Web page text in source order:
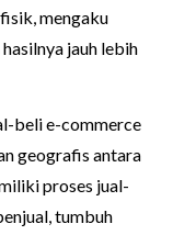
mengaku
jauh lebih
beli e-commerce
geografis antara
proses jual-
tumbuh